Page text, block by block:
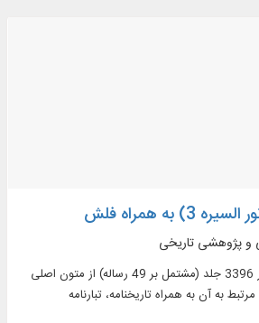
به همراه فلش
متن 1425 عنوان کتاب در 3396 جلد (مشتمل بر 49 رساله) از متون اصلی
به آن به همراه تاریخنامه، تبارنامه